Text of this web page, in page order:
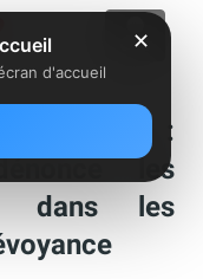
abusif :
les
dans les
✕
d'accueil